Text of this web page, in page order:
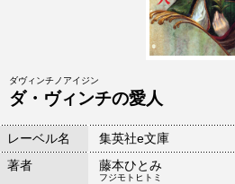
ダヴィンチノアイジン
ダ・ヴィンチの愛人
レーベル名
集英社e文庫
著者
藤本ひとみ
フジモトヒトミ